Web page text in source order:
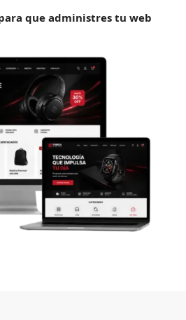
que administres tu web